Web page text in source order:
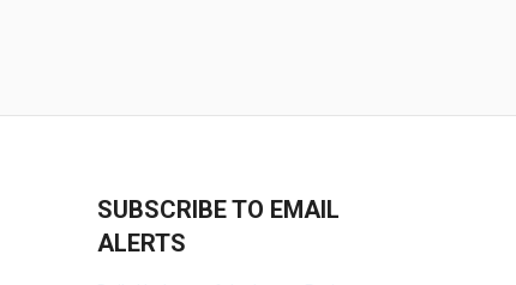
SUBSCRIBE TO EMAIL
ALERTS